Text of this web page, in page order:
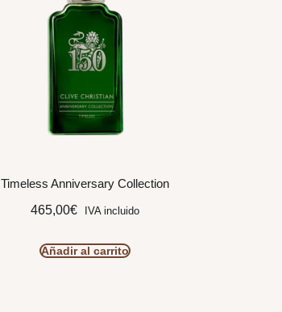
Timeless Anniversary Collection
465,00€ IVA incluido
Añadir al carrito